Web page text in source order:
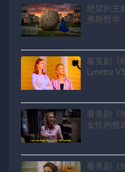
绝望的主
弗斯哲学
看美剧《
Lynette
看美剧《
女性的焦
看美剧《